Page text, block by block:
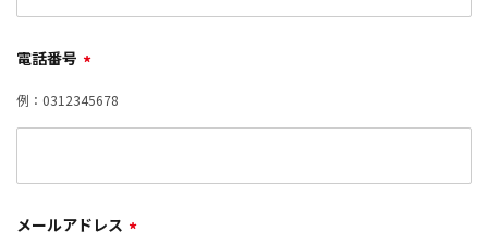
電話番号 *
例：0312345678
メールアドレス *